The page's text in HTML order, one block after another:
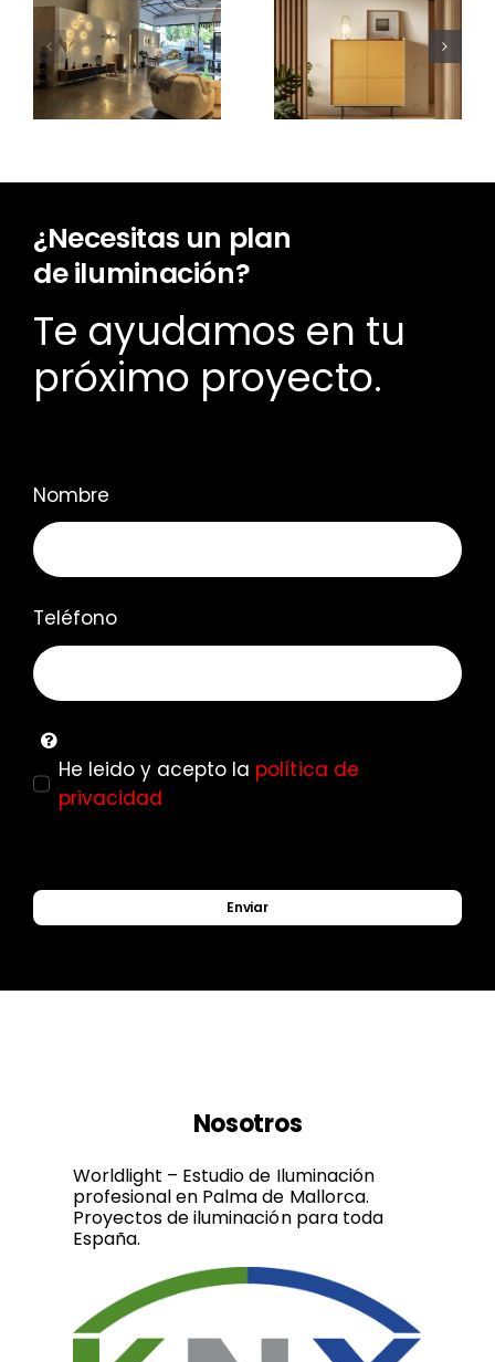
¿Cuánto
cuesta un
proyecto
de
iluminación?
Nuevo Aura
Open
Frame
¿Necesitas un plan
de iluminación?
Te ayudamos en tu
próximo proyecto.
Nombre
Teléfono
He leido y acepto la política de
privacidad
Enviar
Nosotros
Worldlight – Estudio de Iluminación
profesional en Palma de Mallorca.
Proyectos de iluminación para toda
España.